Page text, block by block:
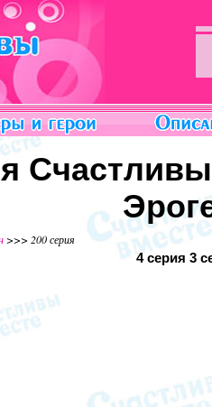
>>> 200 серия
4 серия 3